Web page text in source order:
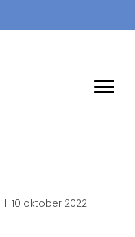
| 10 oktober 2022 |